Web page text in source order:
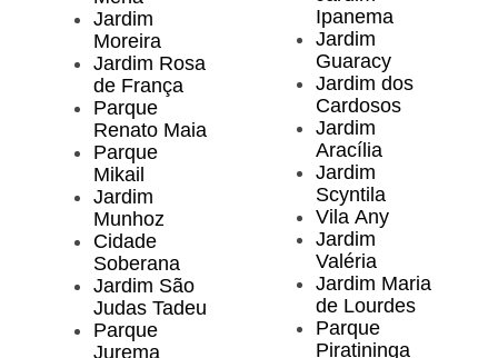
Jardim
Moreira
Jardim Rosa
de França
Parque
Renato Maia
Parque
Mikail
Jardim
Munhoz
Cidade
Soberana
Jardim São
Judas Tadeu
Parque
Jurema
Ipanema
Jardim
Guaracy
Jardim dos
Cardosos
Jardim
Aracília
Jardim
Scyntila
Vila Any
Jardim
Valéria
Jardim Maria
de Lourdes
Parque
Piratininga